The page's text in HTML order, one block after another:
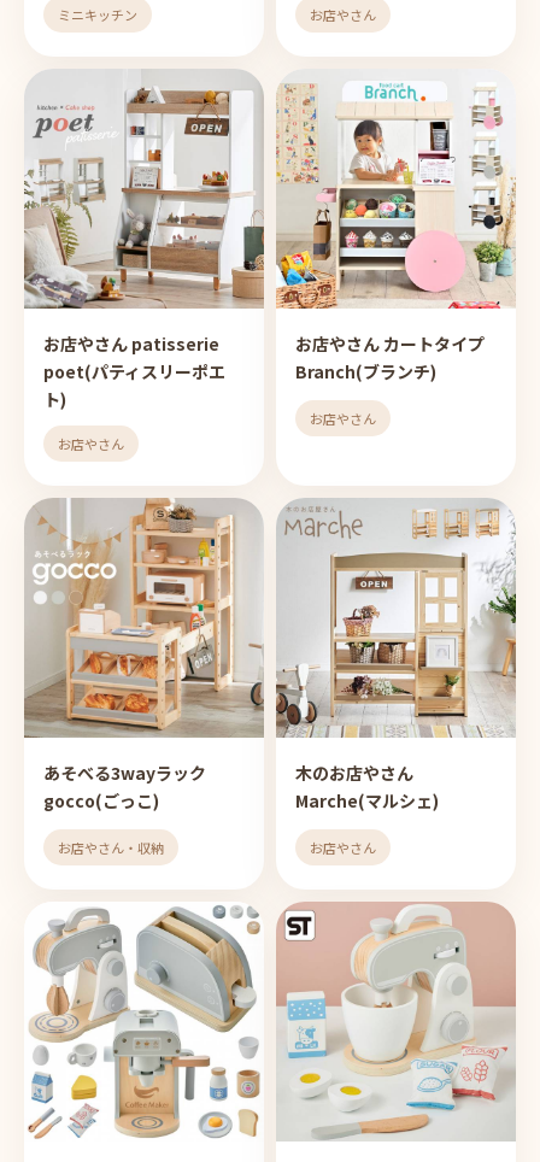
ミニキッチン お店やさん
お店やさん patisserie
poet(パティスリーポエ
ト)
お店やさん
お店やさん カートタイプ
Branch(ブランチ)
お店やさん
あそべる3wayラック
gocco(ごっこ)
お店やさん・収納
木のお店やさん
Marche(マルシェ)
お店やさん